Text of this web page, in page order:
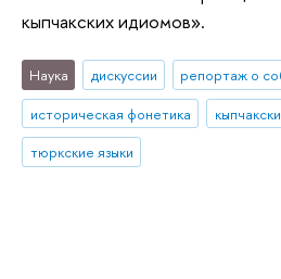
кыпчакских идиомов».
Наука дискуссии
репортаж о
историческая фонетика
тюркские языки